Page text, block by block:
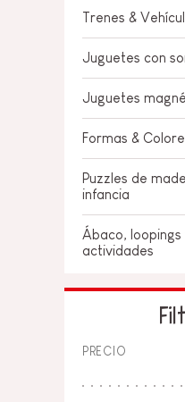
Trenes &
Juguetes con
Juguetes
Formas &
Puzzles de
infancia
Ábaco, loopings
actividades
PRECIO